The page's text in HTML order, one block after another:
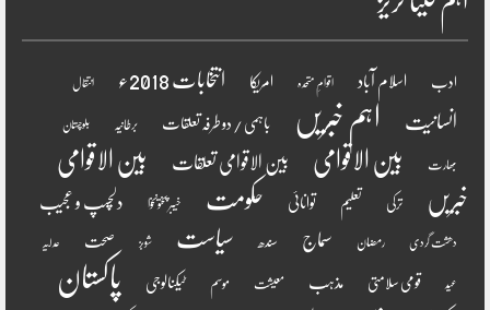
ادب اسلام آباد اقوامِ متحدہ امریکا انتخابات 2018ء انتقال
انسانیت اہم خبریں باہمی / دو طرفہ تعلقات برطانیہ بلوچستان
بھارت بین الاقوامی بین الاقوامی تعلقات
بین الاقوامی
خبریں
ترکی تعلیم توانائی حکومت خیبر پختونخوا دلچسپ و عجیب
دھشت گردی رمضان سماج سندھ سیاست شوبز صحت عدلیہ
عید قومی سلامتی مذہب معیشت موسم ٹیکنالوجی پاکستان